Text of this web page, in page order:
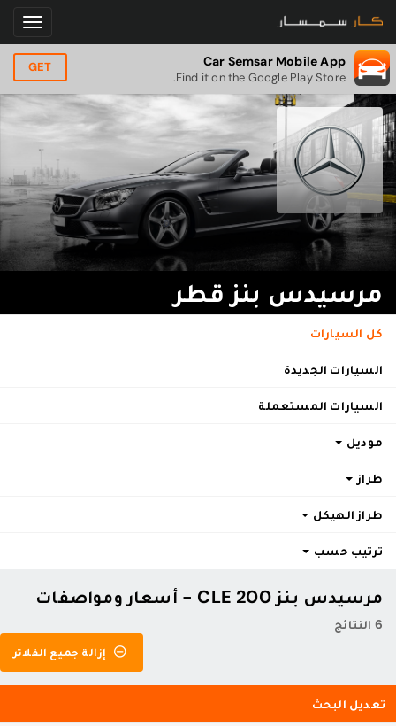
Car Semsar Mobile App
Find it on the Google Play Store.
GET
مرسيدس بنز قطر
كل السيارات
السيارات الجديدة
السيارات المستعملة
موديل
طراز
طراز الهيكل
ترتيب حسب
مرسيدس بنز CLE 200 - أسعار ومواصفات
6 النتائج
إزالة جميع الفلاتر
تعديل البحث